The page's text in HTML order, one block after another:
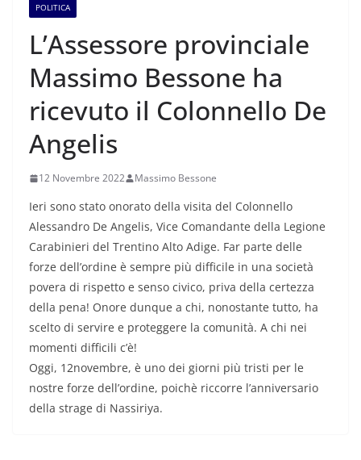
POLITICA
L’Assessore provinciale
Massimo Bessone ha
ricevuto il Colonnello De
Angelis
12 Novembre 2022 Massimo Bessone
Ieri sono stato onorato della visita del Colonnello
Alessandro De Angelis, Vice Comandante della Legione
Carabinieri del Trentino Alto Adige. Far parte delle
forze dell’ordine è sempre più difficile in una società
povera di rispetto e senso civico, priva della certezza
della pena! Onore dunque a chi, nonostante tutto, ha
scelto di servire e proteggere la comunità. A chi nei
momenti difficili c’è!
Oggi, 12novembre, è uno dei giorni più tristi per le
nostre forze dell’ordine, poichè riccorre l’anniversario
della strage di Nassiriya.